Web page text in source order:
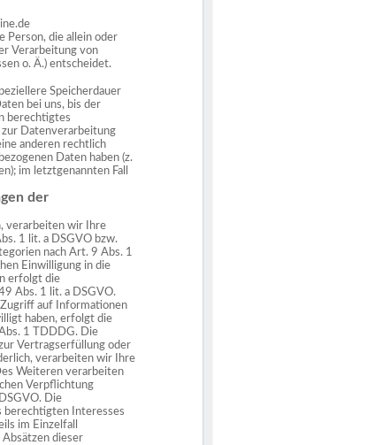
Person, die allein oder
Verarbeitung von
o. Ä.) entscheidet.
Speicherdauer
bei uns, bis der
berechtigtes
zur Datenverarbeitung
anderen rechtlich
Daten haben (z.
im letztgenannten Fall
der
verarbeiten wir Ihre
1 lit. a DSGVO bzw.
nach Art. 9 Abs. 1
Einwilligung in die
erfolgt die
Abs. 1 lit. a DSGVO.
Zugriff auf Informationen
haben, erfolgt die
1 TDDDG. Die
Vertragserfüllung oder
verarbeiten wir Ihre
Weiteren verarbeiten
Verpflichtung
Die
berechtigten Interesses
im Einzelfall
dieser